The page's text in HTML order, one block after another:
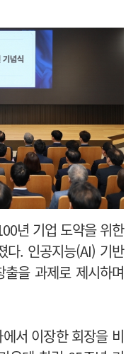
년 기업 도약을 위한
다. 인공지능(AI) 기반
을 과제로 제시하며
서 이장한 회장을 비